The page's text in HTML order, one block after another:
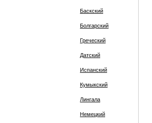
Баскский
Болгарский
Греческий
Датский
Испанский
Кумыкский
Лингала
Немецкий